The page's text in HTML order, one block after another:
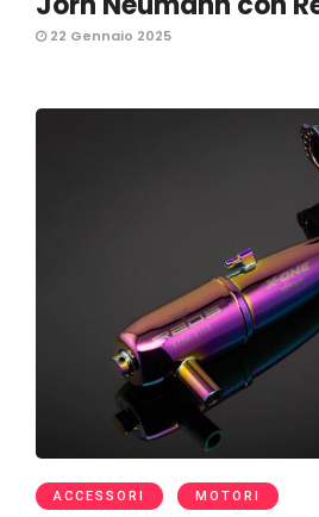
22 Gennaio 2025
ACCESSORI MOTORI